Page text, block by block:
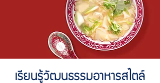
เรียนรู้วัฒนธรรมอาหารสไตล์